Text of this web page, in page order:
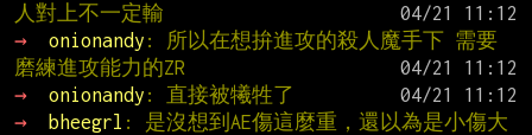
人對上不一定輸
→
onionandy : 所以在想拚進攻的殺人魔手下 需要
磨練進攻能力的ZR
→
onionandy : 直接被犧牲了
→
bheegrl : 是沒想到AE傷這麼重，還以為是小傷大